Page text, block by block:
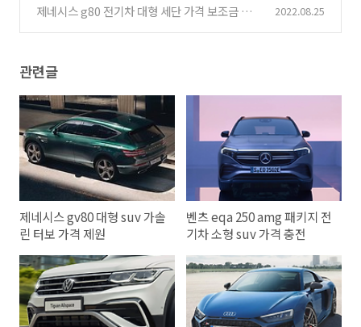
제네시스 g80 전기차 대형 세단 가격 보조금 충
2022.08.25
관련글
제네시스 gv80 대형 suv 가솔
린 터보 가격 제원
벤츠 eqa 250 amg 패키지 전
기차 소형 suv 가격 충전